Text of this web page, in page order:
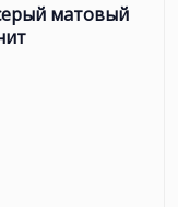
матовый